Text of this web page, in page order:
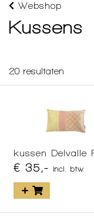
Webshop
Kussens
20 resultaten
kussen Delvalle
€ 35,- incl. btw